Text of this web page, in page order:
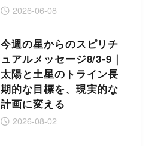
2026-06-08
今週の星からのスピリチ
ュアルメッセージ8/3-9｜
太陽と土星のトライン長
期的な目標を、現実的な
計画に変える
2026-08-02